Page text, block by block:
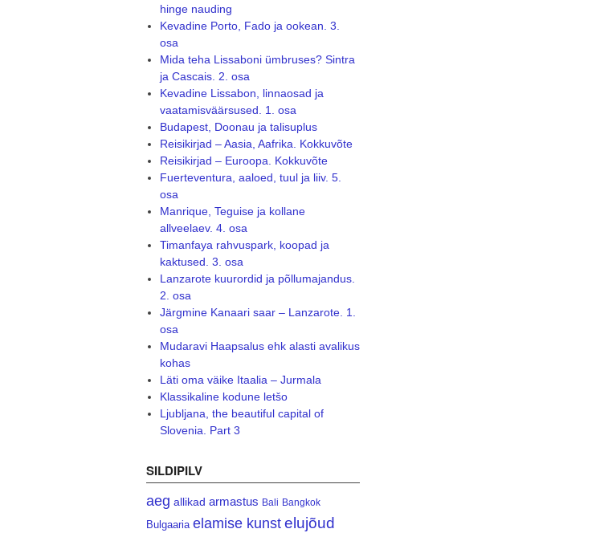
hinge nauding
Kevadine Porto, Fado ja ookean. 3.
osa
Mida teha Lissaboni ümbruses? Sintra
ja Cascais. 2. osa
Kevadine Lissabon, linnaosad ja
vaatamisväärsused. 1. osa
Budapest, Doonau ja talisuplus
Reisikirjad – Aasia, Aafrika. Kokkuvõte
Reisikirjad – Euroopa. Kokkuvõte
Fuerteventura, aaloed, tuul ja liiv. 5.
osa
Manrique, Teguise ja kollane
allveelaev. 4. osa
Timanfaya rahvuspark, koopad ja
kaktused. 3. osa
Lanzarote kuurordid ja põllumajandus.
2. osa
Järgmine Kanaari saar – Lanzarote. 1.
osa
Mudaravi Haapsalus ehk alasti avalikus
kohas
Läti oma väike Itaalia – Jurmala
Klassikaline kodune letšo
Ljubljana, the beautiful capital of
Slovenia. Part 3
SILDIPILV
aeg allikad armastus Bali Bangkok
Bulgaaria elamise kunst elujõud